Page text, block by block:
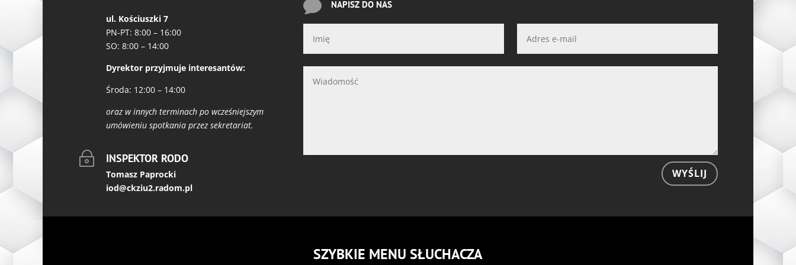
ul. Kościuszki 7
PN-PT: 8:00 – 16:00
SO: 8:00 – 14:00
Dyrektor przyjmuje interesantów:
Środa: 12:00 – 14:00
oraz w innych terminach po wcześniejszym
umówieniu spotkania przez sekretariat.
~ INSPEKTOR RODO
Tomasz Paprocki
iod@ckziu2.radom.pl
 NAPISZ DO NAS
WYŚLIJ
SZYBKIE MENU SŁUCHACZA